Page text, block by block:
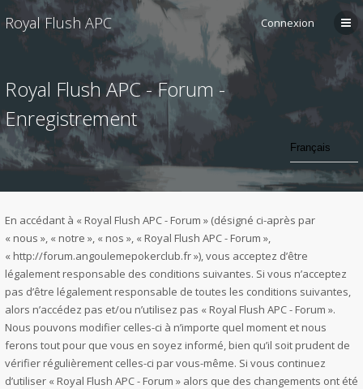
Royal Flush APC Connexion
Royal Flush APC - Forum -
Enregistrement
En accédant à « Royal Flush APC - Forum » (désigné ci-après par
« nous », « notre », « nos », « Royal Flush APC - Forum »,
« http://forum.angoulemepokerclub.fr »), vous acceptez d’être
légalement responsable des conditions suivantes. Si vous n’acceptez
pas d’être légalement responsable de toutes les conditions suivantes,
alors n’accédez pas et/ou n’utilisez pas « Royal Flush APC - Forum ».
Nous pouvons modifier celles-ci à n’importe quel moment et nous
ferons tout pour que vous en soyez informé, bien qu’il soit prudent de
vérifier régulièrement celles-ci par vous-même. Si vous continuez
d’utiliser « Royal Flush APC - Forum » alors que des changements ont été